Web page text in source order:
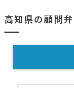
高知県の顧問